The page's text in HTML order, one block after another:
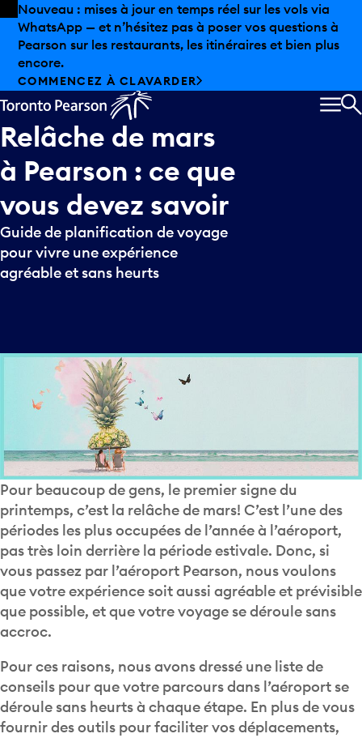
Skip to offers
Passer au contenu principal
Les aubaines estivales sont arrivées chez Pearson.
Magasinage hors taxes, offres gastronomiques et bien
plus encore.
DÉCOUVREZ L’ÉTÉ CHEZ PEARSON
Relâchede
àPearson : ceque
vousdevez savoir
Guide de planification de voyage
pour vivre une expérience
agréable et sans heurts
Pour beaucoup de gens, le premier signe du
printemps, c’est la relâche de mars! C’est l’une des
périodes les plus occupées de l’année à l’aéroport,
pas très loin derrière la période estivale. Donc, si
vous passez par l’aéroport Pearson, nous voulons
que votre expérience soit aussi agréable et prévisible
que possible, et que votre voyage se déroule sans
accroc.
conseils pour que votre parcours dans l’aéroport se
déroule sans heurts à chaque étape. En plus de vous
fournir des outils pour faciliter vos déplacements,
nous offrons plusieurs services et expériences dont